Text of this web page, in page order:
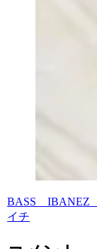
BASS IBANEZ
イチ